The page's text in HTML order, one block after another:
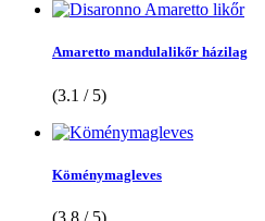
Amaretto mandulalikőr házilag
(3.1 / 5)
Köménymagleves
(3.8 / 5)